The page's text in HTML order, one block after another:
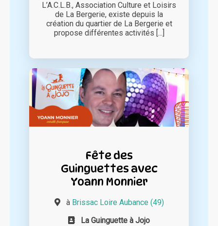
L’A.C.L.B., Association Culture et Loisirs
de La Bergerie, existe depuis la
création du quartier de La Bergerie et
propose différentes activités [...]
Fête des
Guinguettes avec
Yoann Monnier
à Brissac Loire Aubance (49)
La Guinguette à Jojo